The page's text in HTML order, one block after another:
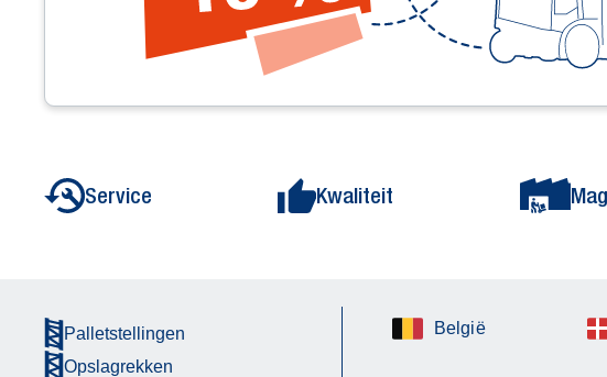
Service Kwaliteit
Palletstellingen
Opslagrekken
België